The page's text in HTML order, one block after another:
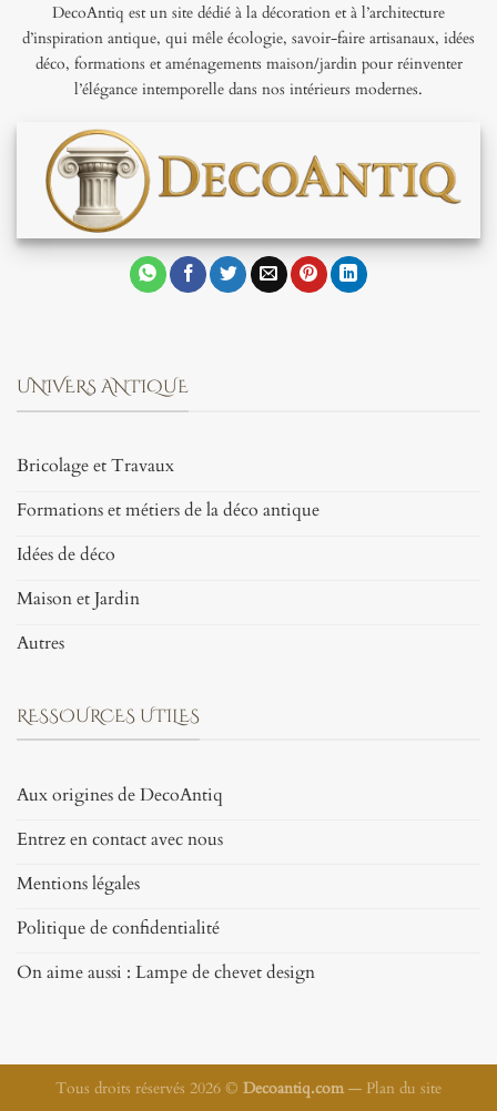
DecoAntiq est un site dédié à la décoration et à l’architecture
d’inspiration antique, qui mêle écologie, savoir-faire artisanaux, idées
déco, formations et aménagements maison/jardin pour réinventer
l’élégance intemporelle dans nos intérieurs modernes.
UNIVERS ANTIQUE
Bricolage et Travaux
Formations et métiers de la déco antique
Idées de déco
Maison et Jardin
Autres
RESSOURCES UTILES
Aux origines de DecoAntiq
Entrez en contact avec nous
Mentions légales
Politique de confidentialité
On aime aussi : Lampe de chevet design
Tous droits réservés 2026 © Decoantiq.com— Plan du site